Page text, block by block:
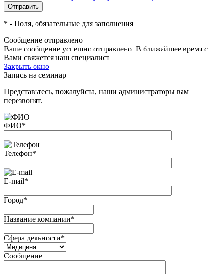
* - Поля, обязательные для заполнения
Сообщение отправлено
Ваше сообщение успешно отправлено. В ближайшее время с
Вами свяжется наш специалист
Закрыть окно
Запись на семинар
Представьтесь, пожалуйста, наши администраторы вам
перезвонят.
ФИО*
Телефон*
E-mail*
Город*
Название компании*
Сфера дельности*
Сообщение